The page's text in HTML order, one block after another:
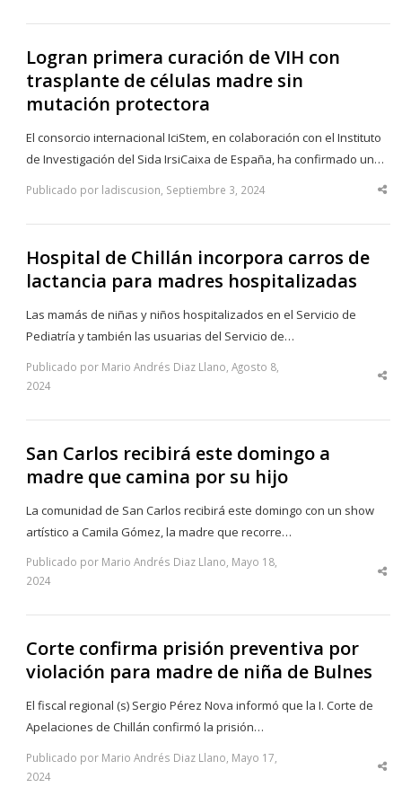
Logran primera curación de VIH con
trasplante de células madre sin
mutación protectora
El consorcio internacional IciStem, en colaboración con el Instituto
de Investigación del Sida IrsiCaixa de España, ha confirmado un…
Publicado por ladiscusion, Septiembre 3, 2024
Hospital de Chillán incorpora carros de
lactancia para madres hospitalizadas
Las mamás de niñas y niños hospitalizados en el Servicio de
Pediatría y también las usuarias del Servicio de…
Publicado por Mario Andrés Diaz Llano, Agosto 8,
2024
San Carlos recibirá este domingo a
madre que camina por su hijo
La comunidad de San Carlos recibirá este domingo con un show
artístico a Camila Gómez, la madre que recorre…
Publicado por Mario Andrés Diaz Llano, Mayo 18,
2024
Corte confirma prisión preventiva por
violación para madre de niña de Bulnes
El fiscal regional (s) Sergio Pérez Nova informó que la I. Corte de
Apelaciones de Chillán confirmó la prisión…
Publicado por Mario Andrés Diaz Llano, Mayo 17,
2024